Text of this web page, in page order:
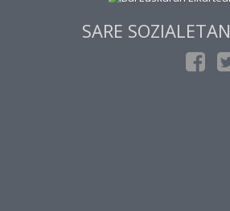
SARE SOZIALETAN